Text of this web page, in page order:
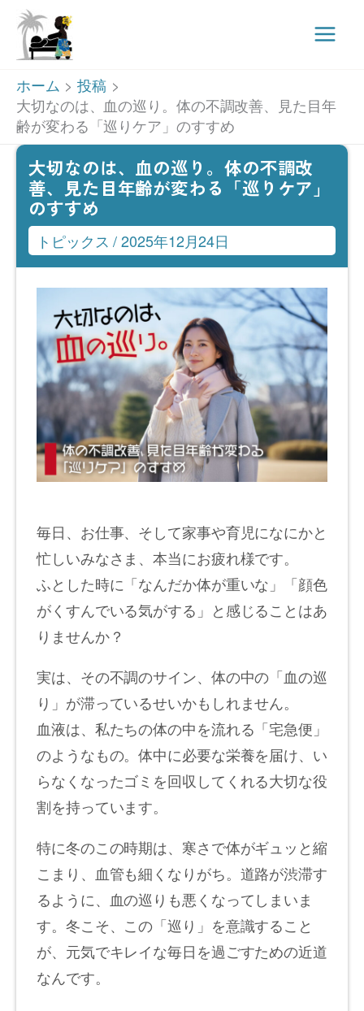
Main
ホーム
投稿
大切なのは、血の巡り。体の不調改善、見た目年
齢が変わる「巡りケア」のすすめ
大切なのは、血の巡り。体の不調改
善、見た目年齢が変わる「巡りケア」
のすすめ
トピックス /2025年12月24日
毎日、お仕事、そして家事や育児になにかと
忙しいみなさま、本当にお疲れ様です。
ふとした時に「なんだか体が重いな」「顔色
がくすんでいる気がする」と感じることはあ
りませんか？
実は、その不調のサイン、体の中の「血の巡
り」が滞っているせいかもしれません。
血液は、私たちの体の中を流れる「宅急便」
のようなもの。体中に必要な栄養を届け、い
らなくなったゴミを回収してくれる大切な役
割を持っています。
特に冬のこの時期は、寒さで体がギュッと縮
こまり、血管も細くなりがち。道路が渋滞す
るように、血の巡りも悪くなってしまいま
す。冬こそ、この「巡り」を意識すること
が、元気でキレイな毎日を過ごすための近道
なんです。